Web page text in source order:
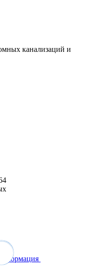
канализаций и
Информация